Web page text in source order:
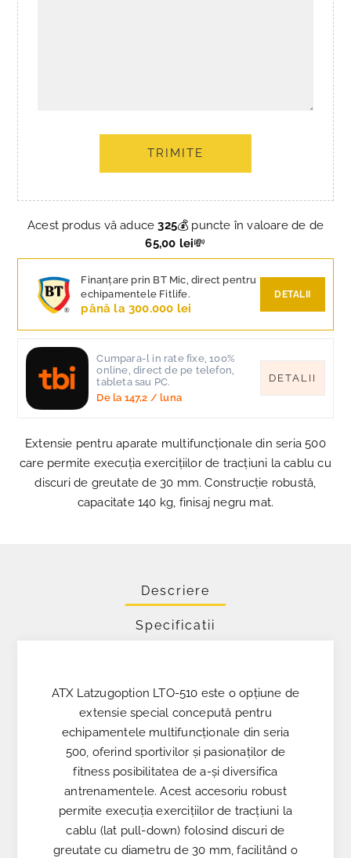
TRIMITE
Acest produs vă aduce325💰 puncte în valoare de de
65,00 lei💸
Finanțare prin BT Mic, direct pentru
echipamentele Fitlife.
până la 300.000 lei
DETALII
Cumpara-l in rate fixe, 100%
online, direct de pe telefon,
tableta sau PC.
De la 147,2 / luna
DETALII
Extensie pentru aparate multifuncționale din seria 500
care permite execuția exercițiilor de tracțiuni la cablu cu
discuri de greutate de 30 mm. Construcție robustă,
capacitate 140 kg, finisaj negru mat.
Descriere
Specificatii
ATX Latzugoption LTO-510 este o opțiune de
extensie special concepută pentru
echipamentele multifuncționale din seria
500, oferind sportivilor și pasionaților de
fitness posibilitatea de a-și diversifica
antrenamentele. Acest accesoriu robust
permite execuția exercițiilor de tracțiuni la
cablu (lat pull-down) folosind discuri de
greutate cu diametru de 30 mm, facilitând o